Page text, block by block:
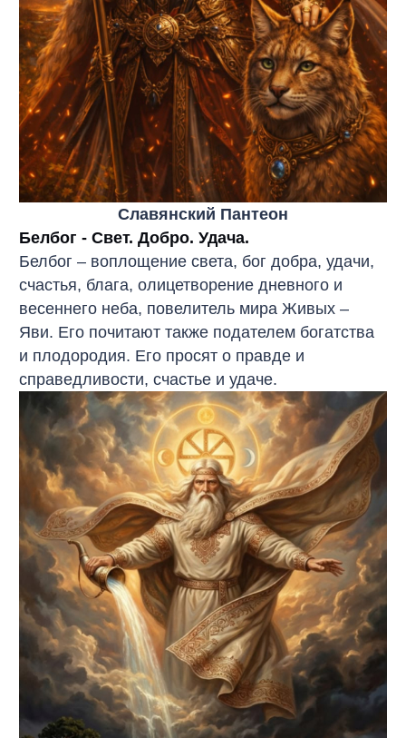
Славянский Пантеон
Белбог - Свет. Добро. Удача.
Белбог – воплощение света, бог добра, удачи,
счастья, блага, олицетворение дневного и
весеннего неба, повелитель мира Живых –
Яви. Его почитают также подателем богатства
и плодородия. Его просят о правде и
справедливости, счастье и удаче.